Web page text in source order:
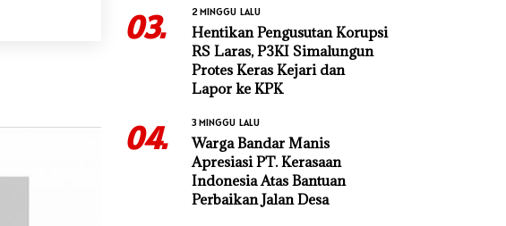
03. 2 MINGGU LALU
Hentikan Pengusutan Korupsi
RS Laras, P3KI Simalungun
Protes Keras Kejari dan
Lapor ke KPK
04. 3 MINGGU LALU
Warga Bandar Manis
Apresiasi PT. Kerasaan
Indonesia Atas Bantuan
Perbaikan Jalan Desa